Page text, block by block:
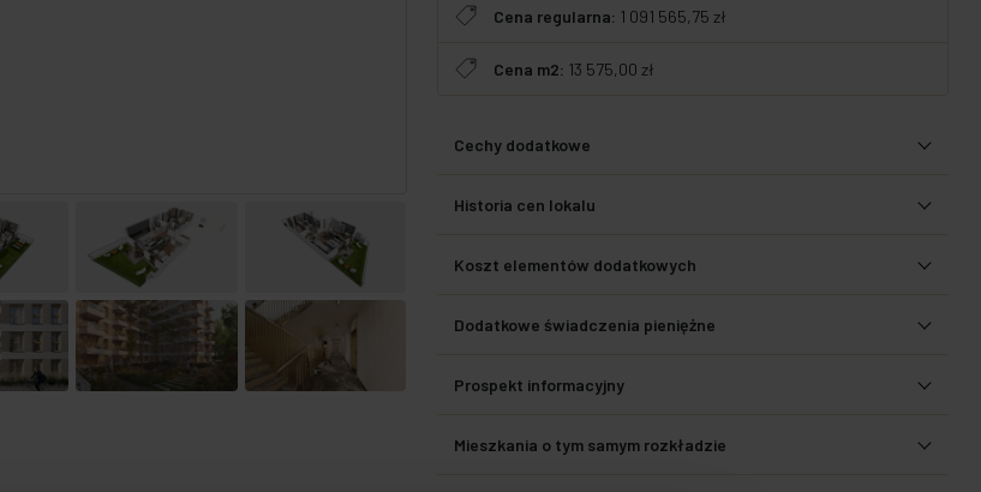
Cena regularna: 1 091 565,75 zł
Cena m2: 13 575,00 zł
Cechy dodatkowe
Historia cen lokalu
Koszt elementów dodatkowych
Dodatkowe świadczenia pieniężne
Prospekt informacyjny
Mieszkania o tym samym rozkładzie